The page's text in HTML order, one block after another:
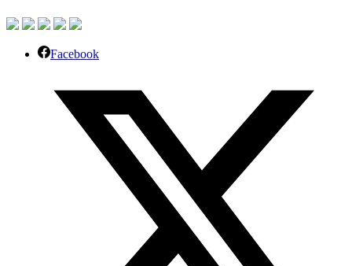
Facebook